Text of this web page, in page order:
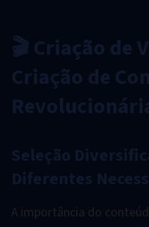
🎬 Criação de
Criação de
Seleção
Diferentes
A importância do